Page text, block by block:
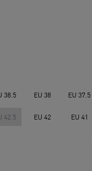
EU 37.5
EU 38
38.5
EU 41
EU 42
42.5